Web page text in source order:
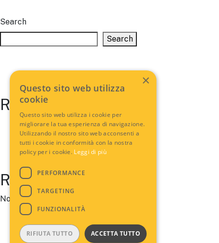
Search
Search
Recent Posts
Recent Comments
No comments to show.
×
Questo sito web utilizza
cookie
Questo sito web utilizza i cookie per
migliorare la tua esperienza di navigazione.
Utilizzando il nostro sito web acconsenti a
tutti i cookie in conformità con la nostra
policy per i cookie. Leggi di più
PERFORMANCE
TARGETING
FUNZIONALITÀ
ACCETTA TUTTO
RIFIUTA TUTTO